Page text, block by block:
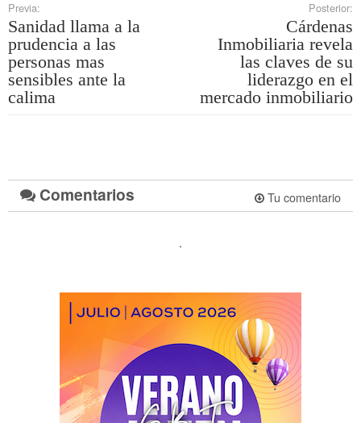
Previa:
Sanidad llama a la
prudencia a las
personas mas
sensibles ante la
calima
Posterior:
Cárdenas
Inmobiliaria revela
las claves de su
liderazgo en el
mercado inmobiliario
Comentarios Tu comentario
.